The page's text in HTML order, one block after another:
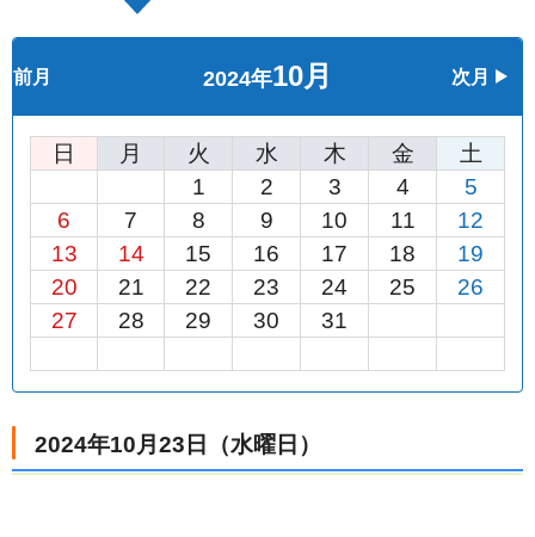
前月 2024年10月 次月
日 月 火 水 木 金
土
1
2 3 4
5
6
7 8 9 10 11
12
13
14 15 16 17 18
19
20
21 22 23 24 25
26
27
28 29 30 31
2024年10月23日（水曜日）